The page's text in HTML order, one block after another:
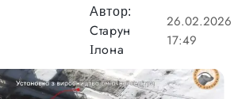
Автор:
Старун
Ілона
26.02.2026
17:49